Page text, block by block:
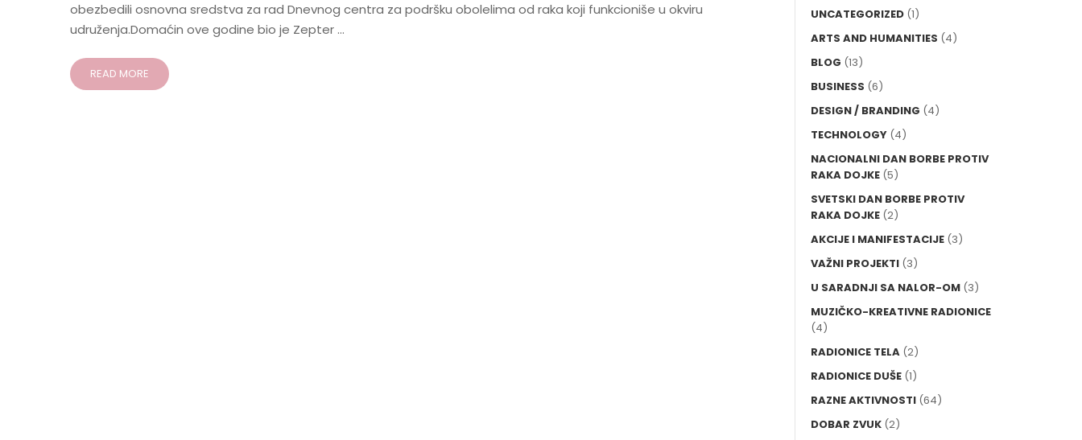
obezbedili osnovna sredstva za rad Dnevnog centra za podršku obolelima od raka koji funkcioniše u okviru
udruženja.Domaćin ove godine bio je Zepter …
READ MORE
UNCATEGORIZED (1)
ARTS AND HUMANITIES (4)
BLOG (13)
BUSINESS (6)
DESIGN / BRANDING (4)
TECHNOLOGY (4)
NACIONALNI DAN BORBE PROTIV
RAKA DOJKE (5)
SVETSKI DAN BORBE PROTIV
RAKA DOJKE (2)
AKCIJE I MANIFESTACIJE (3)
VAŽNI PROJEKTI (3)
U SARADNJI SA NALOR-OM (3)
MUZIČKO-KREATIVNE RADIONICE
(4)
RADIONICE TELA (2)
RADIONICE DUŠE (1)
RAZNE AKTIVNOSTI (64)
DOBAR ZVUK (2)